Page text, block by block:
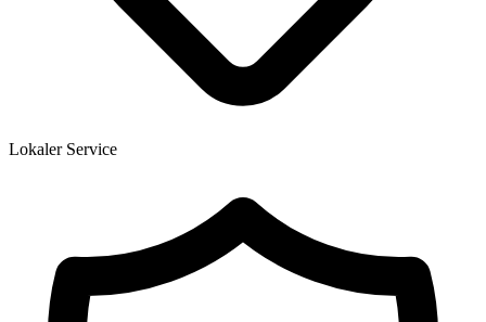
Lokaler Service